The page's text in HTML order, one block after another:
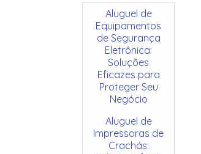
Aluguel de
Equipamentos
de Segurança
Eletrônica:
Soluções
Eficazes para
Proteger Seu
Negócio
Aluguel de
Impressoras de
Crachás: